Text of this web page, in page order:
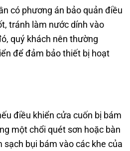
có phương án bảo quản điều
tránh làm nước dính vào
quý khách nên thường
để đảm bảo thiết bị hoạt
điều khiển cửa cuốn bị bám
một chổi quét sơn hoặc bàn
bụi bám vào các khe của